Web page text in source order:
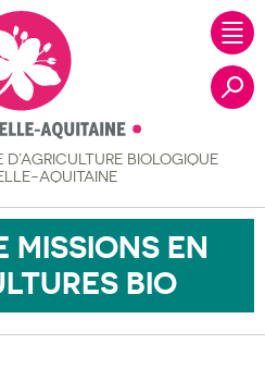
D’AGRICULTURE BIOLOGIQUE
AQUITAINE
MISSIONS EN
BIO